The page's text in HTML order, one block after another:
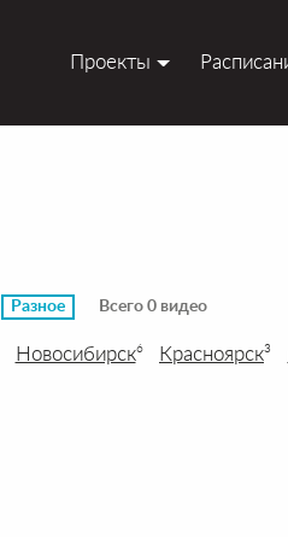
Проекты
Разное Всего 0 видео
Новосибирск6 Красноярск3